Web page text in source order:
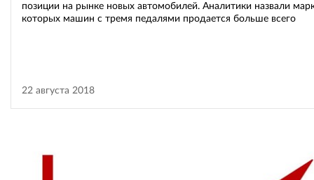
позиции на рынке новых автомобилей. Аналитики назвали
которых машин с тремя педалями продается больше всего
22 августа 2018